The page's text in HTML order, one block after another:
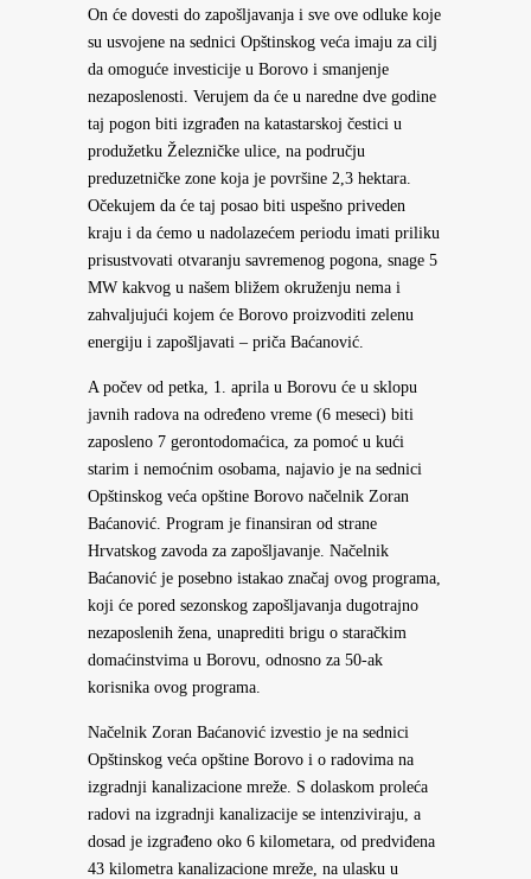
On će dovesti do zapošljavanja i sve ove odluke koje
su usvojene na sednici Opštinskog veća imaju za cilj
da omoguće investicije u Borovo i smanjenje
nezaposlenosti. Verujem da će u naredne dve godine
taj pogon biti izgrađen na katastarskoj čestici u
produžetku Železničke ulice, na području
preduzetničke zone koja je površine 2,3 hektara.
Očekujem da će taj posao biti uspešno priveden
kraju i da ćemo u nadolazećem periodu imati priliku
prisustvovati otvaranju savremenog pogona, snage 5
MW kakvog u našem bližem okruženju nema i
zahvaljujući kojem će Borovo proizvoditi zelenu
energiju i zapošljavati – priča Baćanović.
A počev od petka, 1. aprila u Borovu će u sklopu
javnih radova na određeno vreme (6 meseci) biti
zaposleno 7 gerontodomaćica, za pomoć u kući
starim i nemoćnim osobama, najavio je na sednici
Opštinskog veća opštine Borovo načelnik Zoran
Baćanović. Program je finansiran od strane
Hrvatskog zavoda za zapošljavanje. Načelnik
Baćanović je posebno istakao značaj ovog programa,
koji će pored sezonskog zapošljavanja dugotrajno
nezaposlenih žena, unaprediti brigu o staračkim
domaćinstvima u Borovu, odnosno za 50-ak
korisnika ovog programa.
Načelnik Zoran Baćanović izvestio je na sednici
Opštinskog veća opštine Borovo i o radovima na
izgradnji kanalizacione mreže. S dolaskom proleća
radovi na izgradnji kanalizacije se intenziviraju, a
dosad je izgrađeno oko 6 kilometara, od predviđena
43 kilometra kanalizacione mreže, na ulasku u